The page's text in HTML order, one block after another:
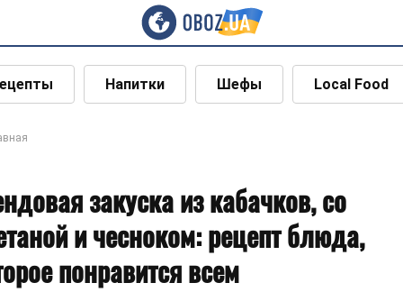
Напитки Шефы Local Food
закуска из кабачков, со
и чесноком: рецепт блюда,
понравится всем